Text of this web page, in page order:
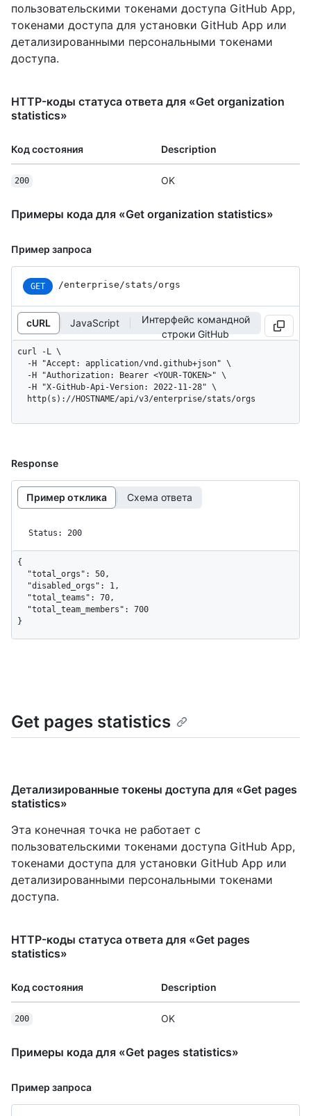
пользовательскими токенами доступа GitHub App,
токенами доступа для установки GitHub App или
детализированными персональными токенами
доступа.
HTTP-коды статуса ответа для «Get organization
statistics»
Код состояния Description
200 OK
Примеры кода для «Get organization statistics»
Пример запроса
GET /enterprise/stats/orgs
cURL JavaScript
Интерфейс командной
строки GitHub
curl -L \
  http(s)://HOSTNAME/api/v3/enterprise/stats/orgs
Response
Пример отклика Схема ответа
Status: 200
{
}
Get pages statistics
Детализированные токены доступа для «Get pages
statistics»
Эта конечная точка не работает с
пользовательскими токенами доступа GitHub App,
токенами доступа для установки GitHub App или
детализированными персональными токенами
доступа.
HTTP-коды статуса ответа для «Get pages
statistics»
Код состояния Description
200 OK
Примеры кода для «Get pages statistics»
Пример запроса